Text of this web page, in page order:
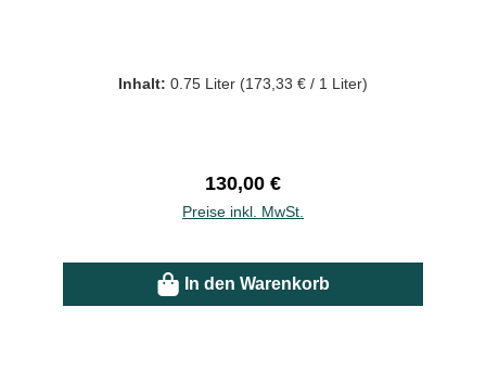
Inhalt: 0.75 Liter (173,33 € / 1 Liter)
Regulärer Preis:
130,00 €
Preise inkl. MwSt.
In den Warenkorb